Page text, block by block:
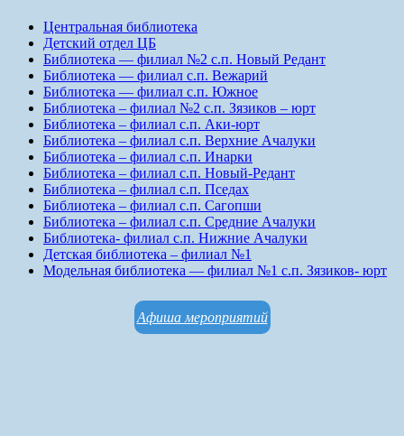
Центральная библиотека
Детский отдел ЦБ
Библиотека — филиал №2 с.п. Новый Редант
Библиотека — филиал с.п. Вежарий
Библиотека — филиал с.п. Южное
Библиотека – филиал №2 с.п. Зязиков – юрт
Библиотека – филиал с.п. Аки-юрт
Библиотека – филиал с.п. Верхние Ачалуки
Библиотека – филиал с.п. Инарки
Библиотека – филиал с.п. Новый-Редант
Библиотека – филиал с.п. Пседах
Библиотека – филиал с.п. Сагопши
Библиотека – филиал с.п. Средние Ачалуки
Библиотека- филиал с.п. Нижние Ачалуки
Детская библиотека – филиал №1
Модельная библиотека — филиал №1 с.п. Зязиков- юрт
Афиша мероприятий